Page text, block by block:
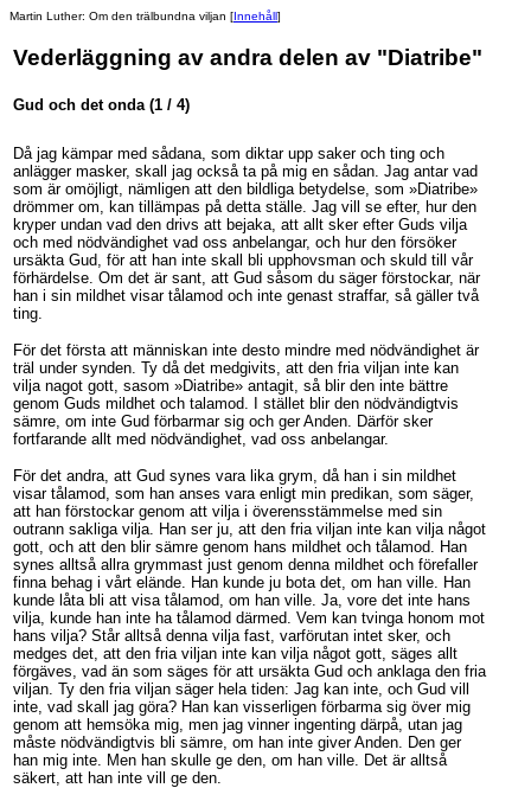
Martin Luther: Om den trälbundna viljan [Innehåll]
Vederläggning av andra delen av "Diatribe"
Gud och det onda(1 / 4)
Då jag kämpar med sådana, som diktar upp saker och ting och
anlägger masker, skall jag också ta på mig en sådan. Jag antar vad
som är omöjligt, nämligen att den bildliga betydelse, som »Diatribe»
drömmer om, kan tillämpas på detta ställe. Jag vill se efter, hur den
kryper undan vad den drivs att bejaka, att allt sker efter Guds vilja
och med nödvändighet vad oss anbelangar, och hur den försöker
ursäkta Gud, för att han inte skall bli upphovsman och skuld till vår
förhärdelse. Om det är sant, att Gud såsom du säger förstockar, när
han i sin mildhet visar tålamod och inte genast straffar, så gäller två
ting.
För det första att människan inte desto mindre med nödvändighet är
träl under synden. Ty då det medgivits, att den fria viljan inte kan
vilja nagot gott, sasom »Diatribe» antagit, så blir den inte bättre
genom Guds mildhet och talamod. I stället blir den nödvändigtvis
sämre, om inte Gud förbarmar sig och ger Anden. Därför sker
fortfarande allt med nödvändighet, vad oss anbelangar.
För det andra, att Gud synes vara lika grym, då han i sin mildhet
visar tålamod, som han anses vara enligt min predikan, som säger,
att han förstockar genom att vilja i överensstämmelse med sin
outrann sakliga vilja. Han ser ju, att den fria viljan inte kan vilja något
gott, och att den blir sämre genom hans mildhet och tålamod. Han
synes alltså allra grymmast just genom denna mildhet och förefaller
finna behag i vårt elände. Han kunde ju bota det, om han ville. Han
kunde låta bli att visa tålamod, om han ville. Ja, vore det inte hans
vilja, kunde han inte ha tålamod därmed. Vem kan tvinga honom mot
hans vilja? Står alltså denna vilja fast, varförutan intet sker, och
medges det, att den fria viljan inte kan vilja något gott, säges allt
förgäves, vad än som säges för att ursäkta Gud och anklaga den fria
viljan. Ty den fria viljan säger hela tiden: Jag kan inte, och Gud vill
inte, vad skall jag göra? Han kan visserligen förbarma sig över mig
genom att hemsöka mig, men jag vinner ingenting därpå, utan jag
måste nödvändigtvis bli sämre, om han inte giver Anden. Den ger
han mig inte. Men han skulle ge den, om han ville. Det är alltså
säkert, att han inte vill ge den.